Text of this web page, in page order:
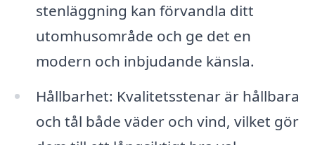
stenläggning kan förvandla ditt
utomhusområde och ge det en
modern och inbjudande känsla.
Hållbarhet: Kvalitetsstenar är hållbara
och tål både väder och vind, vilket gör